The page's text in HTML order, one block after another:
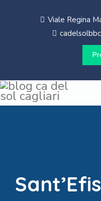
Viale Regina